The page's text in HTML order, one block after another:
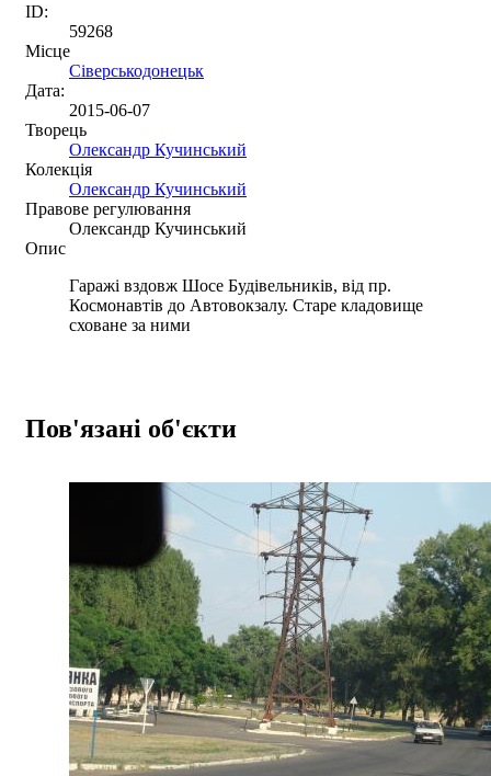
ID:
59268
Місце
Сіверськодонецьк
Дата:
2015-06-07
Творець
Олександр Кучинський
Колекція
Олександр Кучинський
Правове регулювання
Олександр Кучинський
Опис
Гаражі вздовж Шосе Будівельників, від пр.
Космонавтів до Автовокзалу. Старе кладовище
сховане за ними
Пов'язані об'єкти